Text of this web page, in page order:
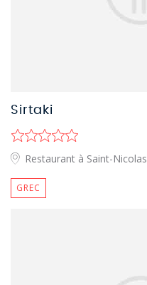
Sirtaki
Restaurant à Saint-Nicolas
GREC